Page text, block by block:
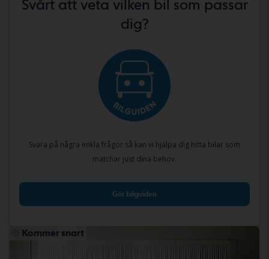
Svårt att veta vilken bil som passar
dig?
Svara på några enkla frågor så kan vi hjälpa dig hitta bilar som
matchar just dina behov.
Gör bilguiden
Kommer snart